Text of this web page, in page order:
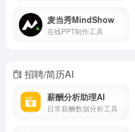
麦当秀MindShow
在线PPT制作工具
招聘/简历AI
薪酬分析助理AI
日常薪酬数据分析工具